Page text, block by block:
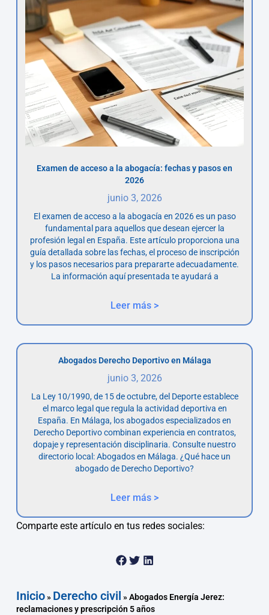
Examen de acceso a la abogacía: fechas y pasos en
2026
junio 3, 2026
El examen de acceso a la abogacía en 2026 es un paso
fundamental para aquellos que desean ejercer la
profesión legal en España. Este artículo proporciona una
guía detallada sobre las fechas, el proceso de inscripción
y los pasos necesarios para prepararte adecuadamente.
La información aquí presentada te ayudará a
Leer más >
Abogados Derecho Deportivo en Málaga
junio 3, 2026
La Ley 10/1990, de 15 de octubre, del Deporte establece
el marco legal que regula la actividad deportiva en
España. En Málaga, los abogados especializados en
Derecho Deportivo combinan experiencia en contratos,
dopaje y representación disciplinaria. Consulte nuestro
directorio local: Abogados en Málaga. ¿Qué hace un
abogado de Derecho Deportivo?
Leer más >
Comparte este artículo en tus redes sociales:
Inicio» Derecho civil »Abogados Energía Jerez:
reclamaciones y prescripción 5 años